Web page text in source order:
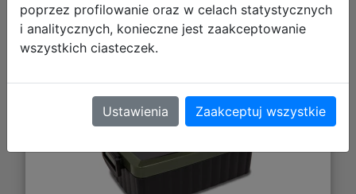
CoolPack Śniadaniówka Snack
Gradient Grass Z07757
poprzez profilowanie oraz w celach statystycznych
i analitycznych, konieczne jest zaakceptowanie
wszystkich ciasteczek.
Ustawienia Zaakceptuj wszystkie